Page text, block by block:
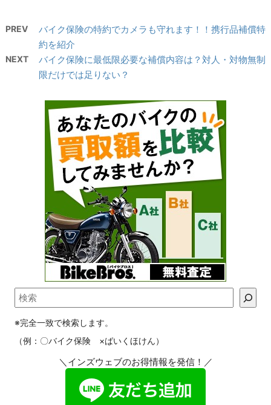
PREV
バイク保険の特約でカメラも守れます！！携行品補償特
約を紹介
NEXT
バイク保険に最低限必要な補償内容は？対人・対物無制
限だけでは足りない？
※完全一致で検索します。
（例：〇バイク保険 ×ばいくほけん）
＼インズウェブのお得情報を発信！／